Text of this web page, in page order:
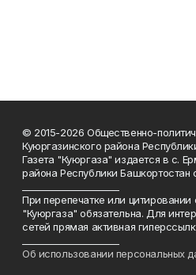
© 2015-2026 Общественно-
Куюргазинского района
Газета "Куюргаза" издается в с.
района Республики Башкортостан
При перепечатке или цитировании
"Куюргаза" обязательна. Для
сетей прямая активная
Об использовании персональных